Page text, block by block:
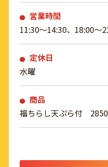
営業時間
11:30～14:30、18:00～
定休日
水曜
商品
福ちらし天ぷら付 2850